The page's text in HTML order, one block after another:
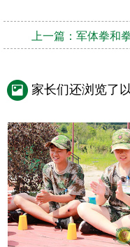
上一篇： 军体拳和
家长们还浏览了